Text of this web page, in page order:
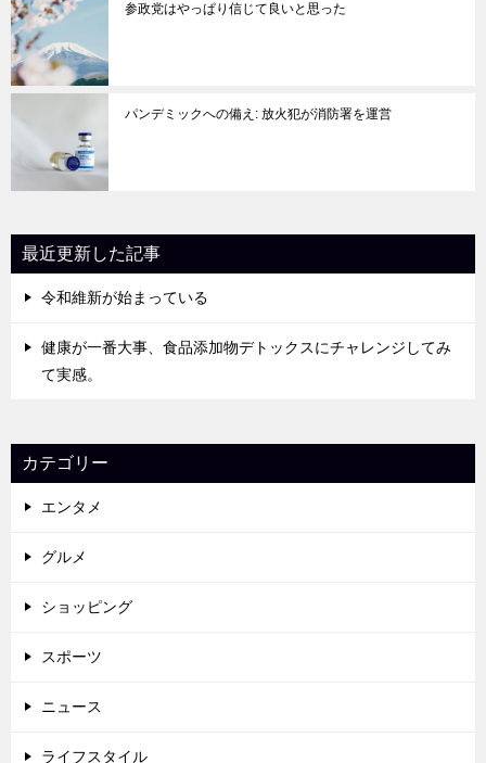
参政党はやっぱり信じて良いと思った
パンデミックへの備え: 放火犯が消防署を運営
最近更新した記事
令和維新が始まっている
健康が一番大事、食品添加物デトックスにチャレンジしてみ
て実感。
カテゴリー
エンタメ
グルメ
ショッピング
スポーツ
ニュース
ライフスタイル